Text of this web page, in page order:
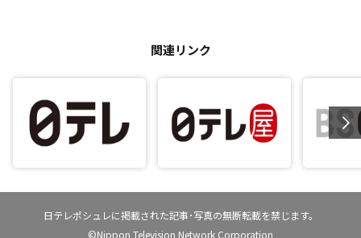
関連リンク
日テレポシュレに掲載された記事･写真の無断転載を禁じます。
©Nippon Television Network Corporation